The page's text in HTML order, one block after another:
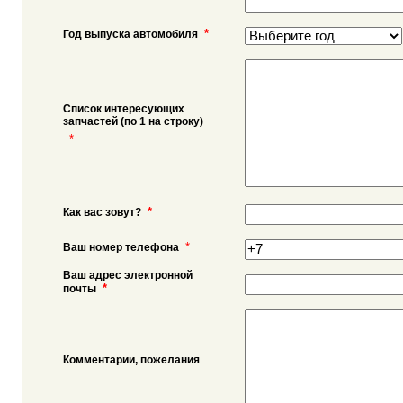
Год выпуска автомобиля *
Список интересующих
запчастей (по 1 на строку)
*
Как вас зовут? *
Ваш номер телефона *
Ваш адрес электронной
почты *
Комментарии, пожелания